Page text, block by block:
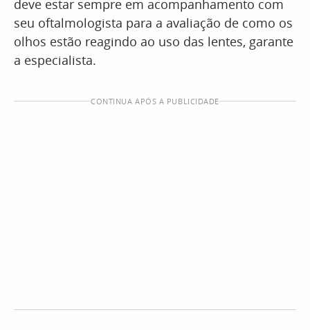
deve estar sempre em acompanhamento com
seu oftalmologista para a avaliação de como os
olhos estão reagindo ao uso das lentes, garante
a especialista.
CONTINUA APÓS A PUBLICIDADE